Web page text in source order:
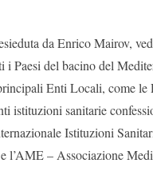
da Enrico Mairov,
i Paesi del bacino del
Enti Locali, come le
istituzioni sanitarie
Istituzioni
l’AME – Associazione